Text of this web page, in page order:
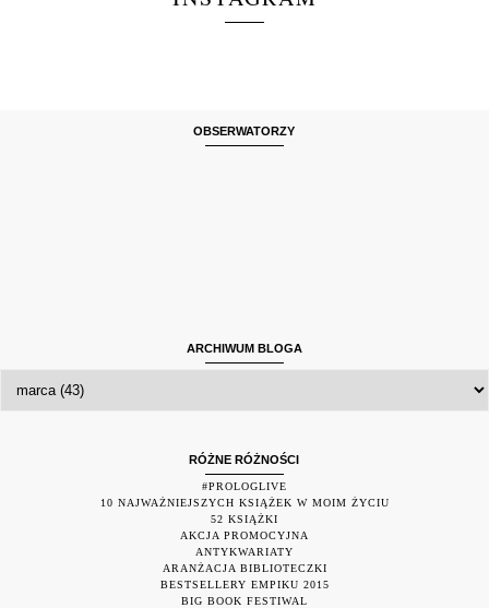
OBSERWATORZY
ARCHIWUM BLOGA
RÓŻNE RÓŻNOŚCI
#PROLOGLIVE
10 NAJWAŻNIEJSZYCH KSIĄŻEK W MOIM ŻYCIU
52 KSIĄŻKI
AKCJA PROMOCYJNA
ANTYKWARIATY
ARANŻACJA BIBLIOTECZKI
BESTSELLERY EMPIKU 2015
BIG BOOK FESTIWAL